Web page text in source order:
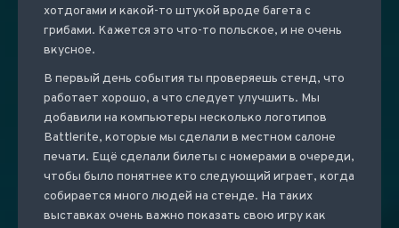
хотдогами и какой-то штукой вроде багета с
грибами. Кажется это что-то польское, и не очень
вкусное.
В первый день события ты проверяешь стенд, что
работает хорошо, а что следует улучшить. Мы
добавили на компьютеры несколько логотипов
Battlerite, которые мы сделали в местном салоне
печати. Ещё сделали билеты с номерами в очереди,
чтобы было понятнее кто следующий играет, когда
собирается много людей на стенде. На таких
выставках очень важно показать свою игру как